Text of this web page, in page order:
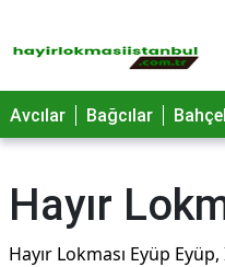
Avcılar Bağcılar
Hayır
Hayır Lokması Eyüp